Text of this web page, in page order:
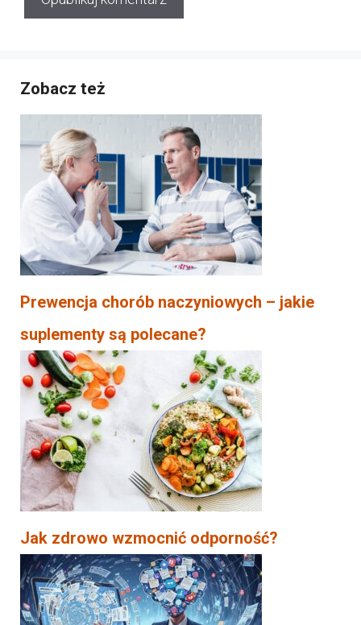
Zobacz też
Prewencja chorób naczyniowych – jakie
suplementy są polecane?
Jak zdrowo wzmocnić odporność?